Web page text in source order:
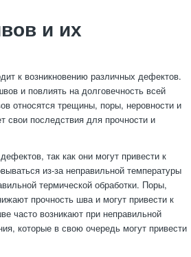
и их
к возникновению различных дефектов.
и повлиять на долговечность всей
относятся трещины, поры, неровности и
свои последствия для прочности и
так как они могут привести к
из-за неправильной температуры
термической обработки. Поры,
прочность шва и могут привести к
часто возникают при неправильной
которые в свою очередь могут привести